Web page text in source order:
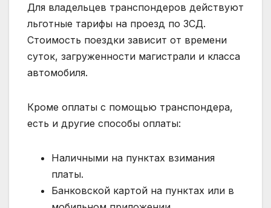
Для владельцев транспондеров действуют
льготные тарифы на проезд по ЗСД.
Стоимость поездки зависит от времени
суток, загруженности магистрали и класса
автомобиля.
Кроме оплаты с помощью транспондера,
есть и другие способы оплаты:
Наличными на пунктах взимания
платы.
Банковской картой на пунктах или в